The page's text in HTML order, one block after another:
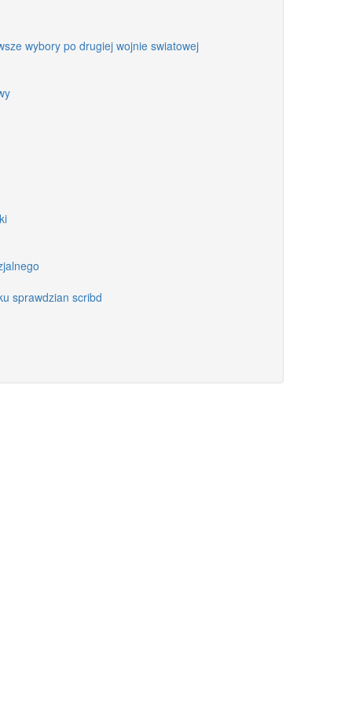
wybory po drugiej wojnie swiatowej
sprawdzian scribd